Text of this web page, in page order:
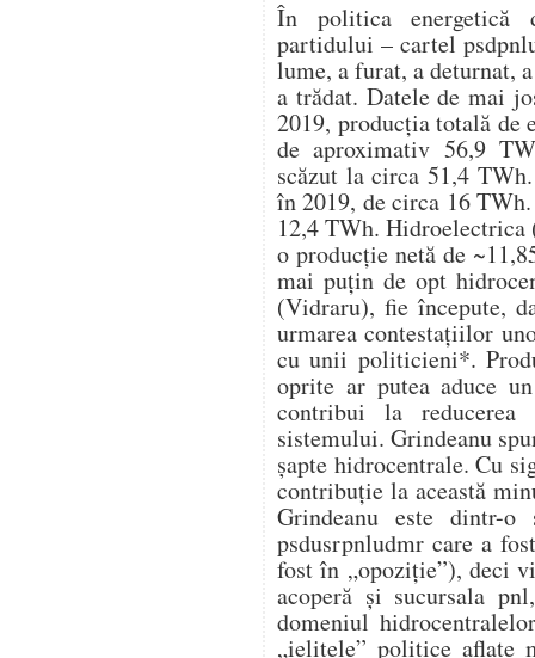
În politica
partidului – cartel
lume, a furat, a deturnat,
a trădat. Datele de mai
2019, producția totală de
de aproximativ 56,9
scăzut la circa 51,4
în 2019, de circa 16
12,4 TWh.
o producție netă de
mai puțin de opt
(Vidraru), fie începute,
urmarea contestațiilor
cu unii politicieni*.
oprite ar putea aduce
contribui la
sistemului. Grindeanu
șapte hidrocentrale. Cu
contribuție la această
Grindeanu este dintr-
psdusrpnludmr care a
fost în „opoziție”), deci
acoperă și sucursala
domeniul
„ielitele” politice aflate